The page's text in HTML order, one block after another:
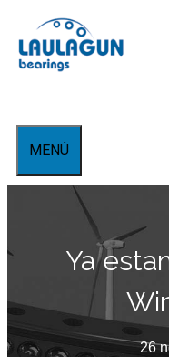
contenido
MENÚ
Ya
26